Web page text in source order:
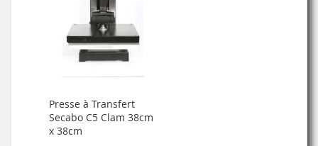
Presse à Transfert
Secabo C5 Clam 38cm
x 38cm